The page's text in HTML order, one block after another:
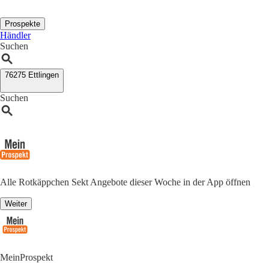
Prospekte
Händler
Suchen
76275 Ettlingen
Suchen
Alle Rotkäppchen Sekt Angebote dieser Woche in der App öffnen
Weiter
MeinProspekt